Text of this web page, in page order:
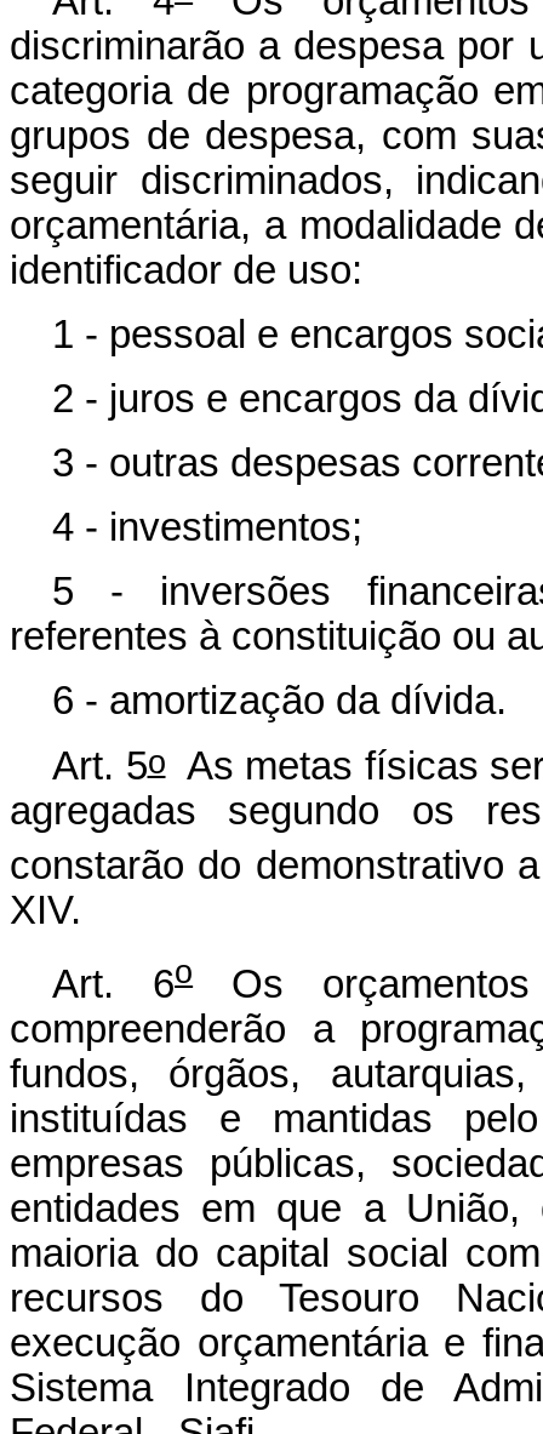
discriminarão a despesa por
categoria de programação
grupos de despesa, com
seguir discriminados,
orçamentária, a modalidade
identificador de uso:
1 - pessoal e encargos
2 - juros e encargos da
3 - outras despesas
4 - investimentos;
5 - inversões
referentes à constituição ou
6 - amortização da dívida.
Art. 5oAs metas físicas
agregadas segundo os
constarão do demonstrativo
XIV.
Art. 6oOs
compreenderão a
fundos, órgãos,
instituídas e mantidas
empresas públicas,
entidades em que a União,
maioria do capital social
recursos do Tesouro
execução orçamentária e
Sistema Integrado de